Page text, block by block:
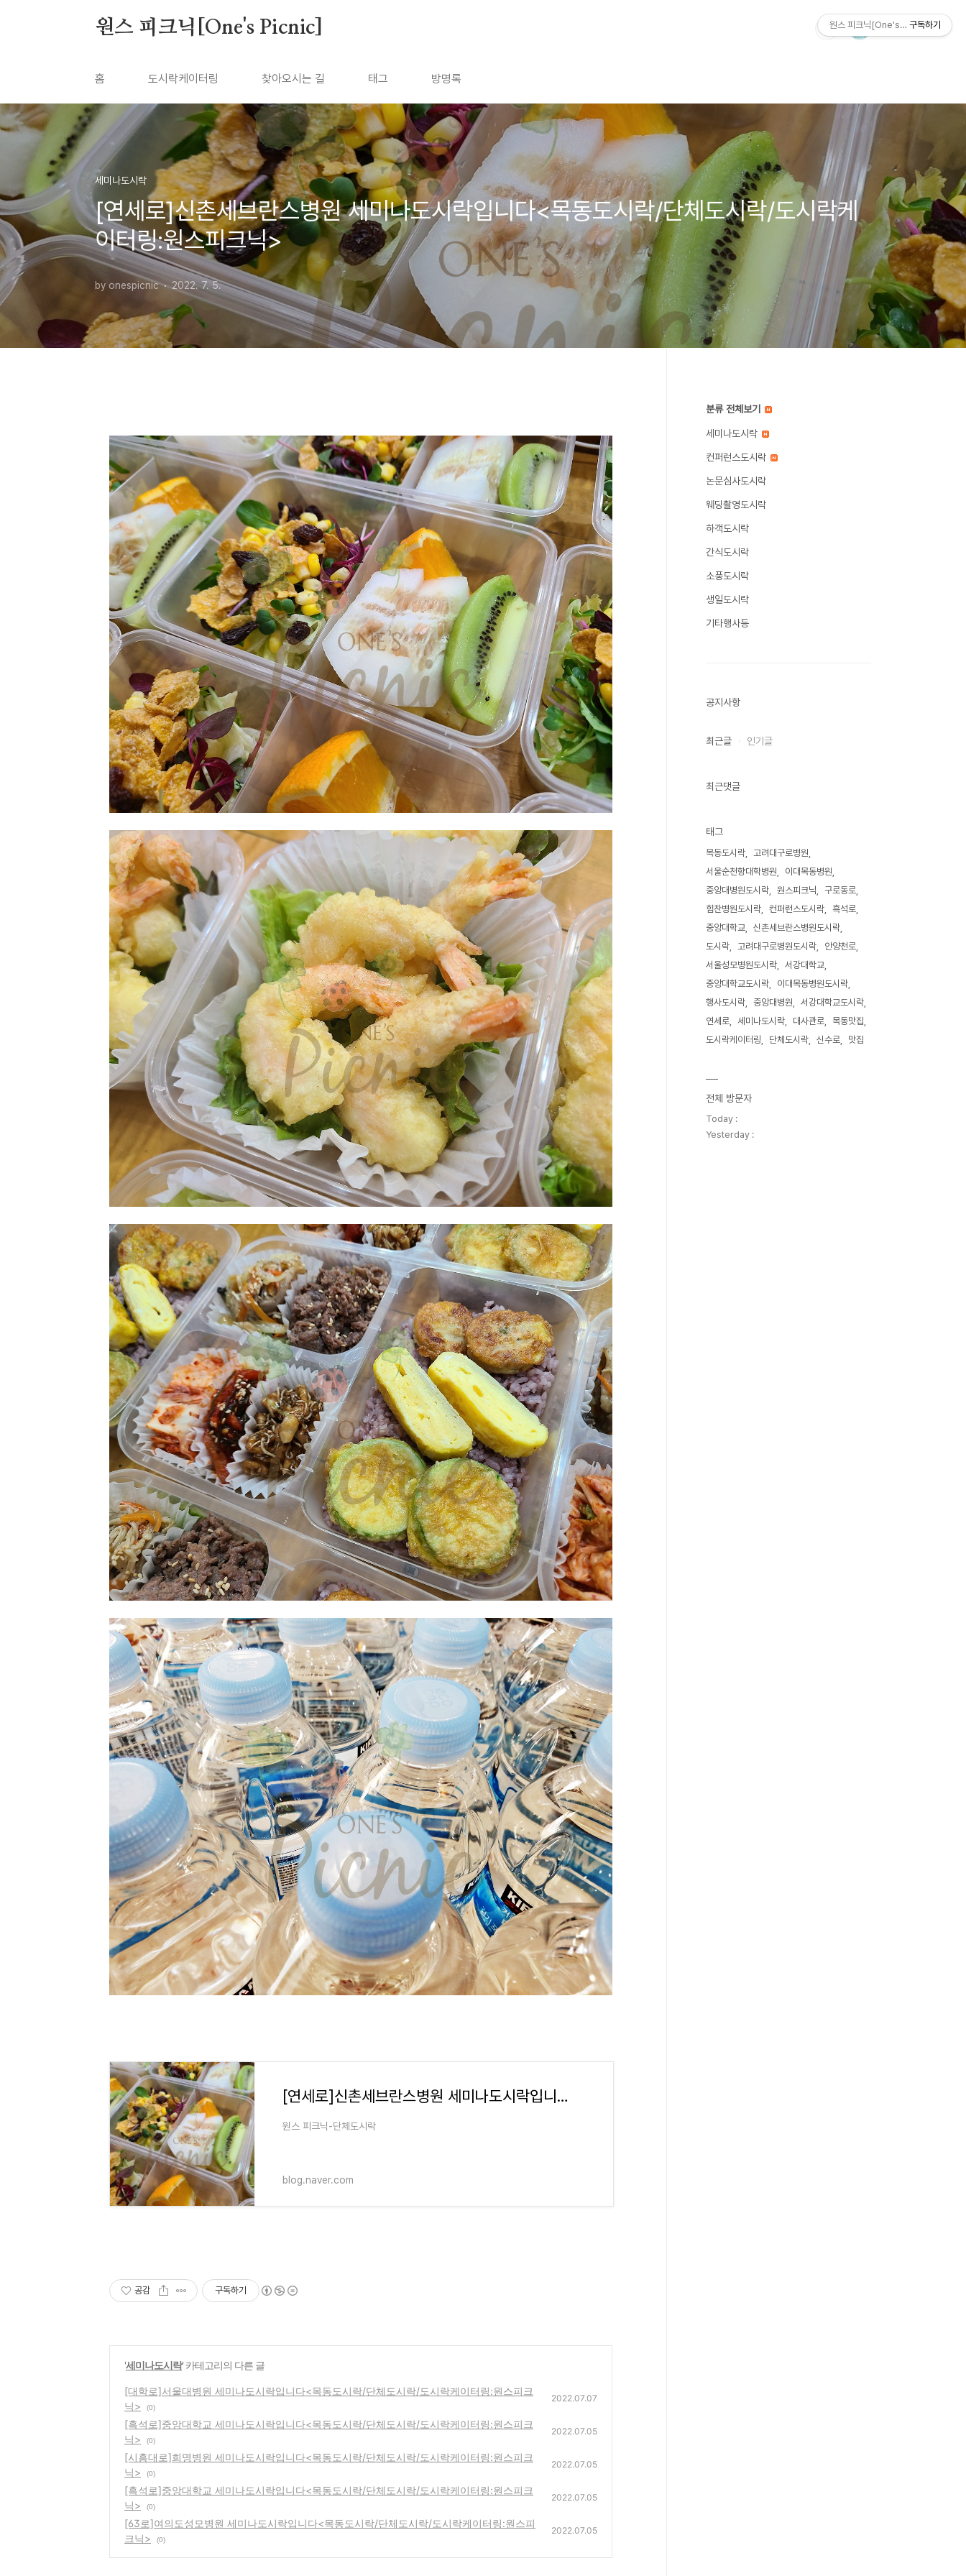
원스 피크닉[One's Picnic]
홈 도시락케이터링 찾아오시는 길 태그 방명록
세미나도시락
[연세로]신촌세브란스병원 세미나도시락입니다<목동도시락/단체도시락/도시락케
이터링:원스피크닉>
by onespicnic 2022. 7. 5.
[연세로]신촌세브란스병원 세미나도시락입니다<목동도시락/단체도시락/도시락케이터링:원스피
원스 피크닉-단체도시락
blog.naver.com
공감 구독하기
'세미나도시락' 카테고리의 다른 글
[대학로]서울대병원 세미나도시락입니다<목동도시락/단체도시락/도시락케이터링:원스피크
닉>
(0)
2022.07.07
[흑석로]중앙대학교 세미나도시락입니다<목동도시락/단체도시락/도시락케이터링:원스피크
닉>
(0)
2022.07.05
[시흥대로]희명병원 세미나도시락입니다<목동도시락/단체도시락/도시락케이터링:원스피크
닉>
(0)
2022.07.05
[흑석로]중앙대학교 세미나도시락입니다<목동도시락/단체도시락/도시락케이터링:원스피크
닉>
(0)
2022.07.05
[63로]여의도성모병원 세미나도시락입니다<목동도시락/단체도시락/도시락케이터링:원스피
크닉>
(0)
2022.07.05
분류 전체보기
세미나도시락
컨퍼런스도시락
논문심사도시락
웨딩촬영도시락
하객도시락
간식도시락
소풍도시락
생일도시락
기타행사등
공지사항
최근글 인기글
최근댓글
태그
목동도시락
고려대구로병원
서울순천향대학병원
이대목동병원
중앙대병원도시락
원스피크닉
구로동로
힘찬병원도시락
컨퍼런스도시락
흑석로
중앙대학교
신촌세브란스병원도시락
도시락
고려대구로병원도시락
안양천로
서울성모병원도시락
서강대학교
중앙대학교도시락
이대목동병원도시락
행사도시락
중앙대병원
서강대학교도시락
연세로
세미나도시락 대사관로
목동맛집
도시락케이터링
단체도시락 신수로 맛집
전체 방문자
Today :
Yesterday :
원스 피크닉[One's Picnic]
구독하기